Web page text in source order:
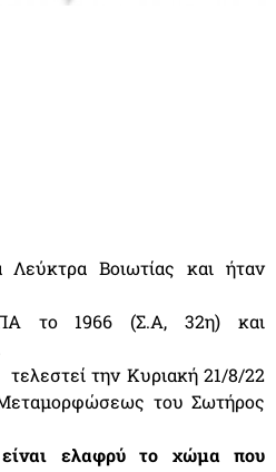
Βοιωτίας και ήταν
το 1966 (Σ.Α, 32η) και
την Κυριακή 21/8/22
του Σωτήρος
ελαφρύ το χώμα που